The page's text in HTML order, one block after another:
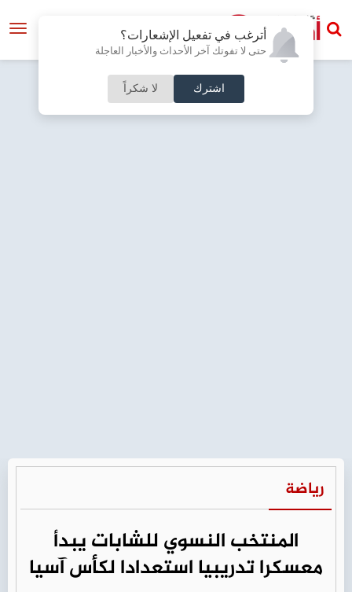
أترغب في تفعيل الإشعارات؟
حتى لا تفوتك آخر الأحداث والأخبار العاجلة
اشترك لا شكراً
رياضة
المنتخب النسوي للشابات يبدأ
معسكرا تدريبيا استعدادا لكأس آسيا